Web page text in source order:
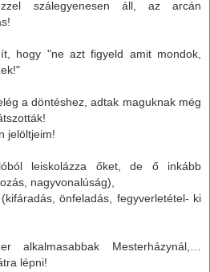
szálegyenesen áll, az arcán
hogy "ne azt figyeld amit mondok,
a döntéshez, adtak maguknak még
jelöltjeim!
leiskolázza őket, de ő inkább
nagyvonalúság),
önfeladás, fegyverletétel- ki
alkalmasabbak Mesterházynál,…
lépni!